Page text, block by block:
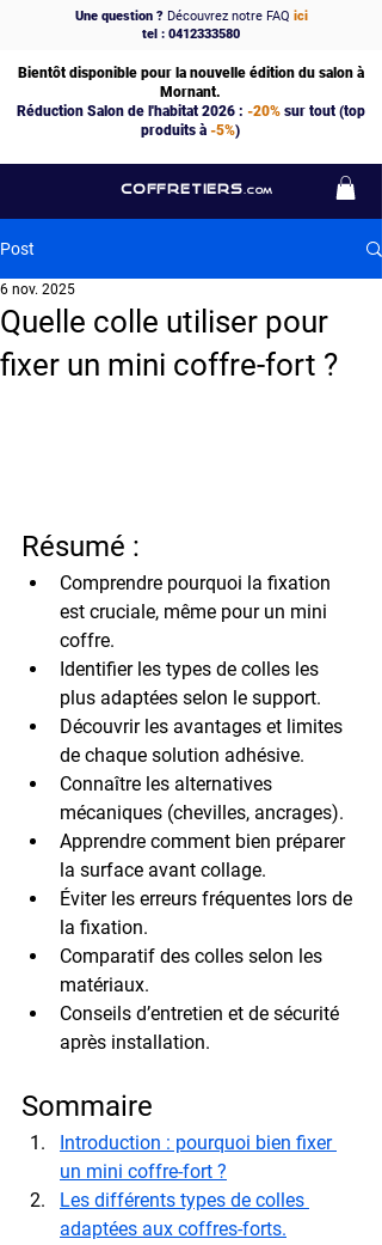
COFFRETIERS .COM
Une question ?Découvrez notre FAQ ici
tel : 0412333580
Bientôt disponible pour la nouvelle édition du salon à
Mornant.
Réduction Salon de l'habitat 2026 : -20%sur tout (top
produits à -5%)
Post
Quelle colle utiliser pour
fixer un mini coffre-fort ?
6 nov. 2025
Résumé :
Comprendre pourquoi la fixation
est cruciale, même pour un mini
coffre.
Identifier les types de colles les
plus adaptées selon le support.
Découvrir les avantages et limites
de chaque solution adhésive.
Connaître les alternatives
mécaniques (chevilles, ancrages).
Apprendre comment bien préparer
la surface avant collage.
Éviter les erreurs fréquentes lors de
la fixation.
Comparatif des colles selon les
matériaux.
Conseils d’entretien et de sécurité
après installation.
Sommaire
Introduction : pourquoi bien fixer
un mini coffre-fort ?
Les différents types de colles
adaptées aux coffres-forts.